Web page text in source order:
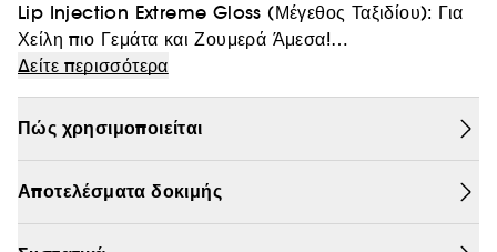
Lip Injection Extreme Gloss (Μέγεθος Ταξιδίου): Για
Χείλη πιο Γεμάτα και Ζουμερά Άμεσα!
Είσαι εν κινήσει; Αυτό το πρωτοποριακό gloss χαρίζει
άμεσο και μακροχρόνιο όγκο στα χείλη χάρη στην
αυξάνει τον όγκο των χειλιών. Από την πρώτη κιόλας
εφαρμογή, τα χείλη σου θα δείχνουν γεμάτα και
Δείτε περισσότερα
Πώς χρησιμοποιείται
Αποτελέσματα δοκιμής